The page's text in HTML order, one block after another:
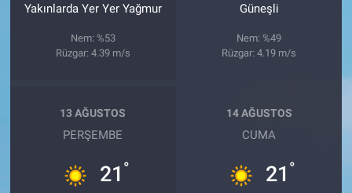
Yakınlarda Yer Yer Yağmur
Nem: %53
Rüzgar: 4.39 m/s
Güneşli
Nem: %49
Rüzgar: 4.19 m/s
13 AĞUSTOS
PERŞEMBE
21 °
14 AĞUSTOS
CUMA
21 °